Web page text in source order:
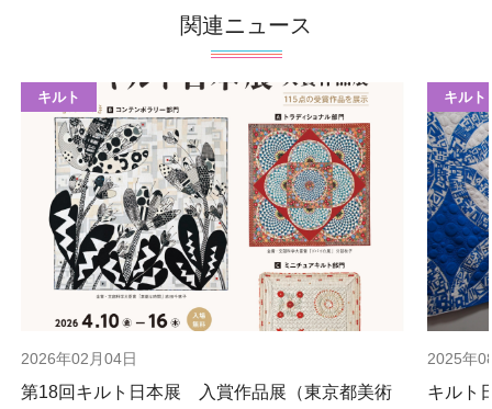
関連ニュース
キルト
2026年02月04日
第18回キルト日本展 入賞作品展（東京都美術
キルト
2025年
キルト